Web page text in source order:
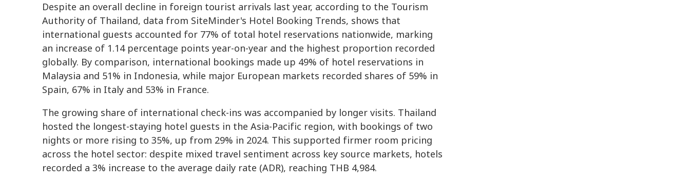
Despite an overall decline in foreign tourist arrivals last year, according to the Tourism
Authority of Thailand, data from SiteMinder's Hotel Booking Trends, shows that
international guests accounted for 77% of total hotel reservations nationwide, marking
an increase of 1.14 percentage points year-on-year and the highest proportion recorded
globally. By comparison, international bookings made up 49% of hotel reservations in
Malaysia and 51% in Indonesia, while major European markets recorded shares of 59% in
Spain, 67% in Italy and 53% in France.
The growing share of international check-ins was accompanied by longer visits. Thailand
hosted the longest-staying hotel guests in the Asia-Pacific region, with bookings of two
nights or more rising to 35%, up from 29% in 2024. This supported firmer room pricing
across the hotel sector: despite mixed travel sentiment across key source markets, hotels
recorded a 3% increase to the average daily rate (ADR), reaching THB 4,984.